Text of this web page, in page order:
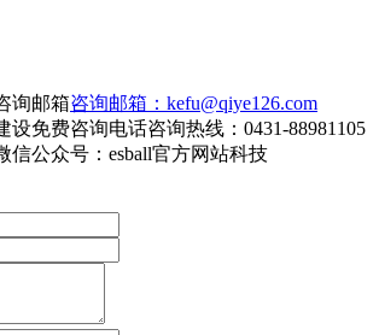
咨询邮箱：kefu@qiye126.com
咨询热线：0431-88981105
信公众号：esball官方网站科技